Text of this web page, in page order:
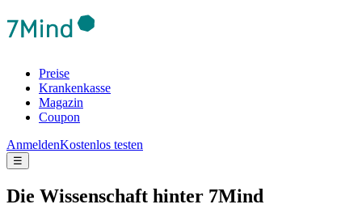
Preise
Krankenkasse
Magazin
Coupon
AnmeldenKostenlos testen
☰
Die Wis­sen­schaft hinter 7Mind